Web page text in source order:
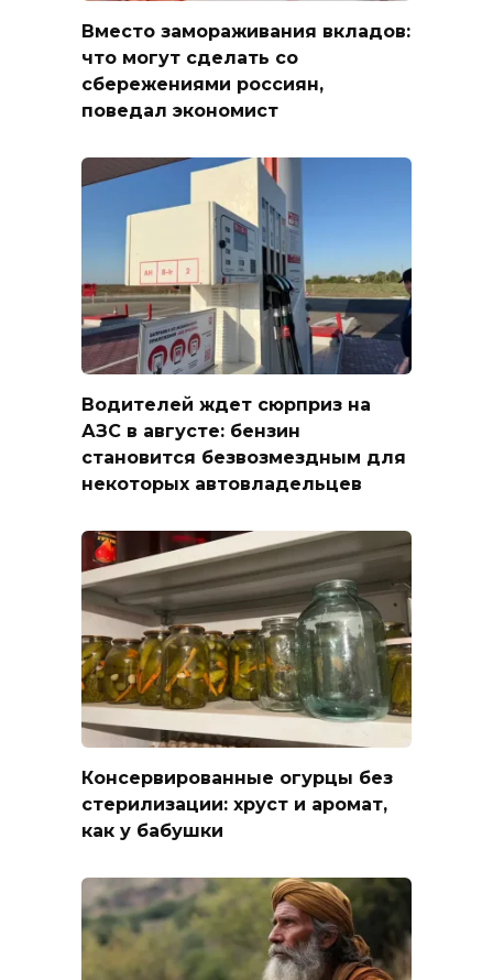
Вместо замораживания вкладов:
что могут сделать со
сбережениями россиян,
поведал экономист
Водителей ждет сюрприз на
АЗС в августе: бензин
становится безвозмездным для
некоторых автовладельцев
Консервированные огурцы без
стерилизации: хруст и аромат,
как у бабушки